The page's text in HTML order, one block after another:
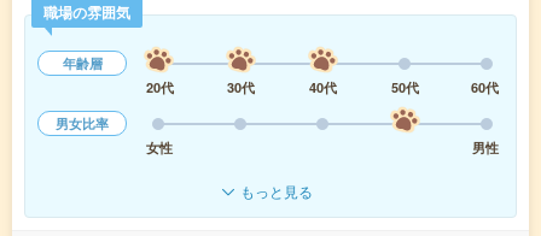
職場の雰囲気
年齢層
20代
30代 40代 50代
60代
男女比率
女性
男性
もっと見る